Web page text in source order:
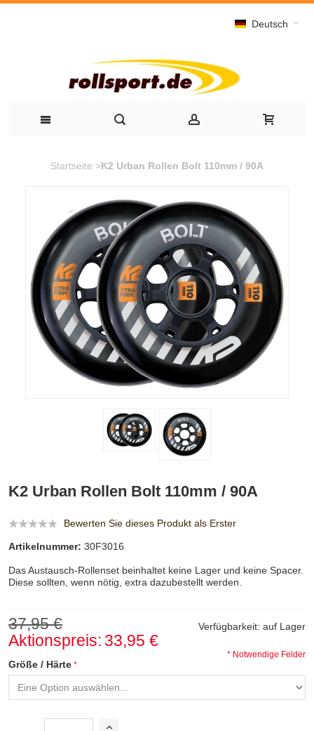
Deutsch
Startseite >K2 Urban Rollen Bolt 110mm / 90A
K2 Urban Rollen Bolt 110mm / 90A
Bewerten Sie dieses Produkt als Erster
Artikelnummer: 30F3016
Das Austausch-Rollenset beinhaltet keine Lager und keine Spacer.
Diese sollten, wenn nötig, extra dazubestellt werden.
Verfügbarkeit: auf Lager
37,95 €
Aktionspreis: 33,95 €
Größe / Härte
* Notwendige Felder